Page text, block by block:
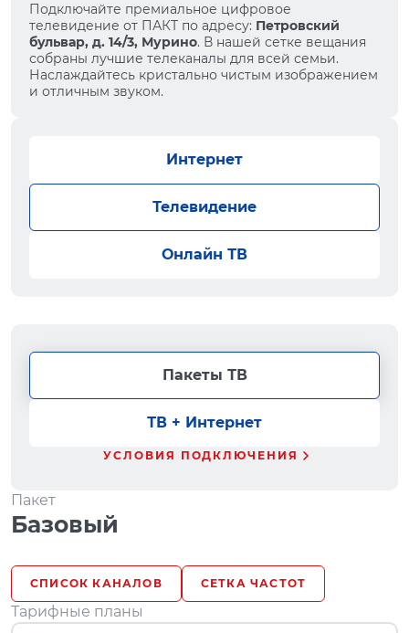
Подключайте премиальное цифровое
телевидение от ПАКТ по адресу: Петровский
бульвар, д. 14/3, Мурино. В нашей сетке вещания
собраны лучшие телеканалы для всей семьи.
Наслаждайтесь кристально чистым изображением
и отличным звуком.
Интернет
Телевидение
Онлайн ТВ
Пакеты ТВ
ТВ + Интернет
УСЛОВИЯ ПОДКЛЮЧЕНИЯ
Пакет
Базовый
СПИСОК КАНАЛОВ СЕТКА ЧАСТОТ
Тарифные планы